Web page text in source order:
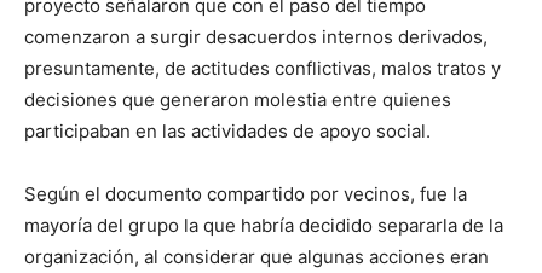
proyecto señalaron que con el paso del tiempo
comenzaron a surgir desacuerdos internos derivados,
presuntamente, de actitudes conflictivas, malos tratos y
decisiones que generaron molestia entre quienes
participaban en las actividades de apoyo social.
Según el documento compartido por vecinos, fue la
mayoría del grupo la que habría decidido separarla de la
organización, al considerar que algunas acciones eran